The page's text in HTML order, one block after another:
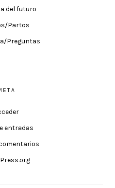
del futuro
Partos
Preguntas
entradas